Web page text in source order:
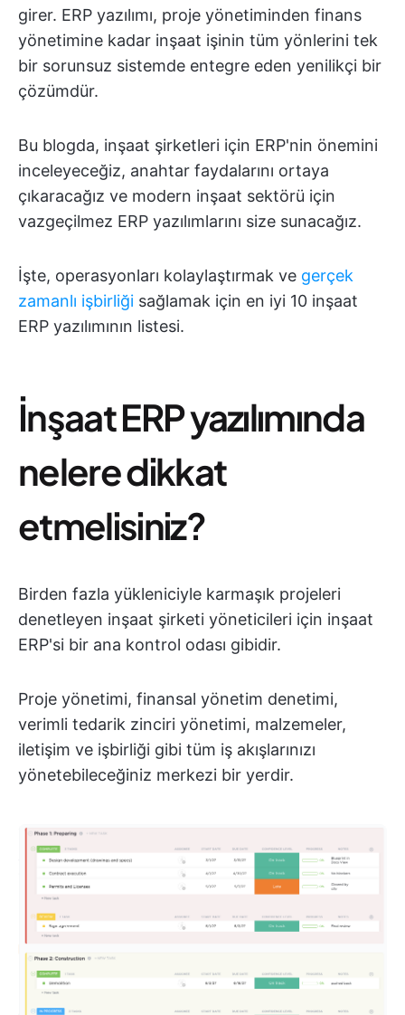
girer. ERP yazılımı, proje yönetiminden finans
yönetimine kadar inşaat işinin tüm yönlerini tek
bir sorunsuz sistemde entegre eden yenilikçi bir
çözümdür.
Bu blogda, inşaat şirketleri için ERP'nin önemini
inceleyeceğiz, anahtar faydalarını ortaya
çıkaracağız ve modern inşaat sektörü için
vazgeçilmez ERP yazılımlarını size sunacağız.
İşte, operasyonları kolaylaştırmak ve gerçek
zamanlı işbirliği sağlamak için en iyi 10 inşaat
ERP yazılımının listesi.
İnşaat ERP yazılımında
nelere dikkat
etmelisiniz?
Birden fazla yükleniciyle karmaşık projeleri
denetleyen inşaat şirketi yöneticileri için inşaat
ERP'si bir ana kontrol odası gibidir.
Proje yönetimi, finansal yönetim denetimi,
verimli tedarik zinciri yönetimi, malzemeler,
iletişim ve işbirliği gibi tüm iş akışlarınızı
yönetebileceğiniz merkezi bir yerdir.